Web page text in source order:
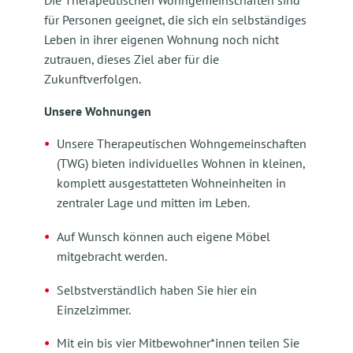
für Personen geeignet, die sich ein selbständiges
Leben in ihrer eigenen Wohnung noch nicht
zutrauen, dieses Ziel aber für die
Zukunftverfolgen.
Unsere Wohnungen
Unsere Therapeutischen Wohngemeinschaften
(TWG) bieten individuelles Wohnen in kleinen,
komplett ausgestatteten Wohneinheiten in
zentraler Lage und mitten im Leben.
Auf Wunsch können auch eigene Möbel
mitgebracht werden.
Selbstverständlich haben Sie hier ein
Einzelzimmer.
Mit ein bis vier Mitbewohner*innen teilen Sie